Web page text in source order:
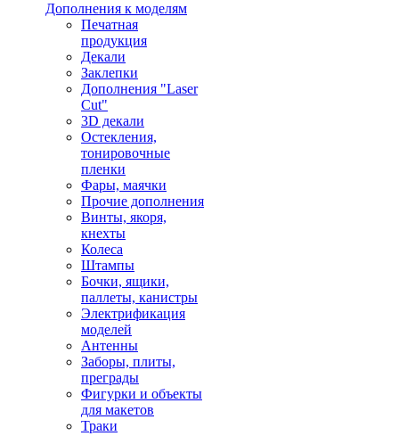
Дополнения к моделям
Печатная
продукция
Декали
Заклепки
Дополнения "Laser
Cut"
3D декали
Остекления,
тонировочные
пленки
Фары, маячки
Прочие дополнения
Винты, якоря,
кнехты
Колеса
Штампы
Бочки, ящики,
паллеты, канистры
Электрификация
моделей
Антенны
Заборы, плиты,
преграды
Фигурки и объекты
для макетов
Траки